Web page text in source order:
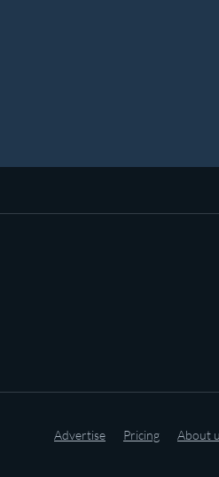
Advertise Pricing About